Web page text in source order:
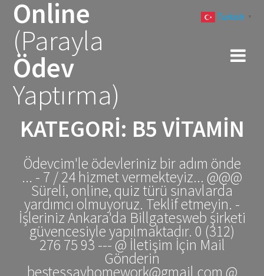
Online
(Parayla
Ödev
Yaptırma)
KATEGORI: B5 VITAMIN
Ödevcim'le ödevleriniz bir adım önde
... - 7 / 24 hizmet vermekteyiz... @@@
Süreli, online, quiz türü sınavlarda
yardımcı olmuyoruz. Teklif etmeyin. -
İşleriniz Ankara'da Billgatesweb şirketi
güvencesiyle yapılmaktadır. 0 (312)
276 75 93 --- @ İletişim İçin Mail
Gönderin
bestessayhomework@gmail.com @
Turkish ▼